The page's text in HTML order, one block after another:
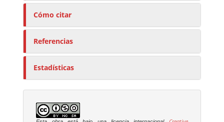
Cómo citar
Referencias
Estadísticas